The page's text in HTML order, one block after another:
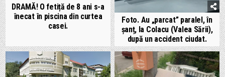
DRAMĂ! O fetiță de 8 ani s-a
înecat în piscina din curtea
casei.
Foto. Au „parcat” paralel, în
șanț, la Colacu (Valea Sării),
după un accident ciudat.